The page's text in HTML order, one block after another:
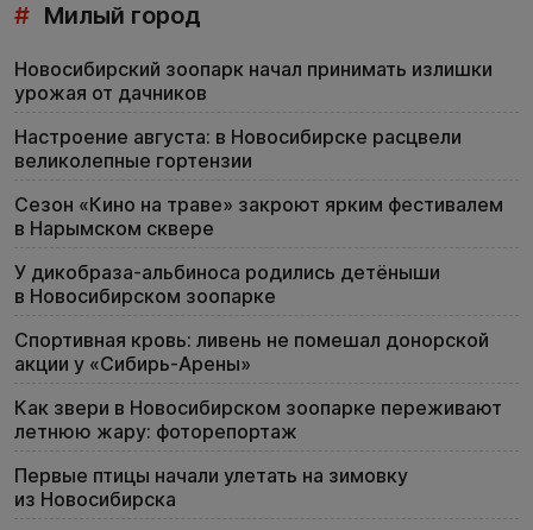
# Милый город
Новосибирский зоопарк начал принимать излишки
урожая от дачников
Настроение августа: в Новосибирске расцвели
великолепные гортензии
Сезон «Кино на траве» закроют ярким фестивалем
в Нарымском сквере
У дикобраза-альбиноса родились детёныши
в Новосибирском зоопарке
Спортивная кровь: ливень не помешал донорской
акции у «Сибирь-Арены»
Как звери в Новосибирском зоопарке переживают
летнюю жару: фоторепортаж
Первые птицы начали улетать на зимовку
из Новосибирска